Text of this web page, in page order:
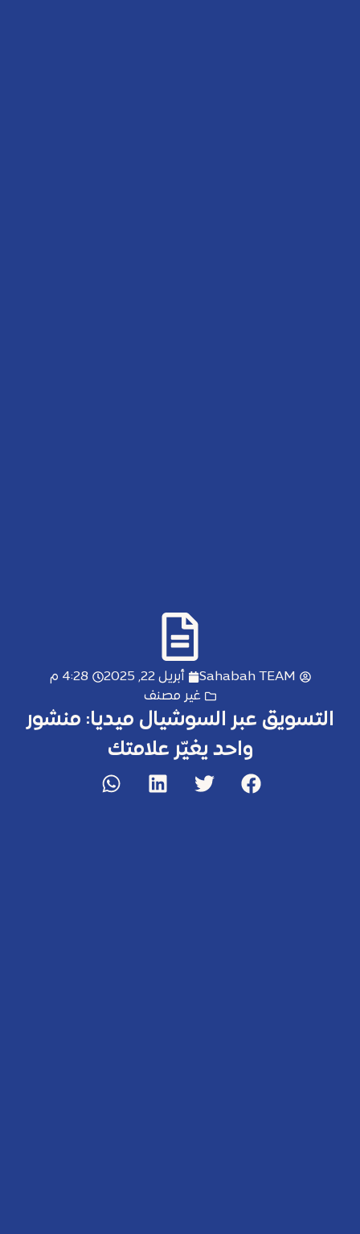
Sahabah TEAM أبريل 22, 2025
4:28 م
غير مصنف
التسويق عبر السوشيال ميديا: منشور
واحد يغيّر علامتك